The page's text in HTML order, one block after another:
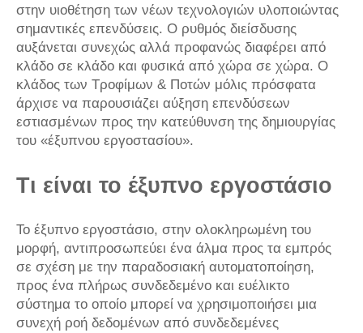
στην υιοθέτηση των νέων τεχνολογιών υλοποιώντας
σημαντικές επενδύσεις. Ο ρυθμός διείσδυσης
αυξάνεται συνεχώς αλλά προφανώς διαφέρει από
κλάδο σε κλάδο και φυσικά από χώρα σε χώρα. Ο
κλάδος των Τροφίμων & Ποτών μόλις πρόσφατα
άρχισε να παρουσιάζει αύξηση επενδύσεων
εστιασμένων προς την κατεύθυνση της δημιουργίας
του «έξυπνου εργοστασίου».
Τι είναι το έξυπνο εργοστάσιο
Το έξυπνο εργοστάσιο, στην ολοκληρωμένη του
μορφή, αντιπροσωπεύει ένα άλμα προς τα εμπρός
σε σχέση με την παραδοσιακή αυτοματοποίηση,
προς ένα πλήρως συνδεδεμένο και ευέλικτο
σύστημα το οποίο μπορεί να χρησιμοποιήσει μια
συνεχή ροή δεδομένων από συνδεδεμένες